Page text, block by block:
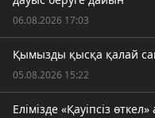
06.08.2026 17:03
Қымызды қысқа қалай
05.08.2026 15:22
Елімізде «Қауіпсіз